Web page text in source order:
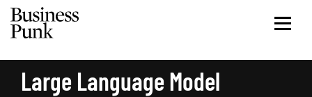
Large Language Model